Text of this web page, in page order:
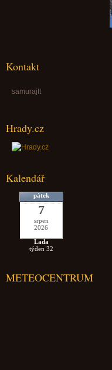
Kontakt
samurajtt
Hrady.cz
Kalendář
pátek
7
srpen
2026
Lada
týden 32
METEOCENTRUM